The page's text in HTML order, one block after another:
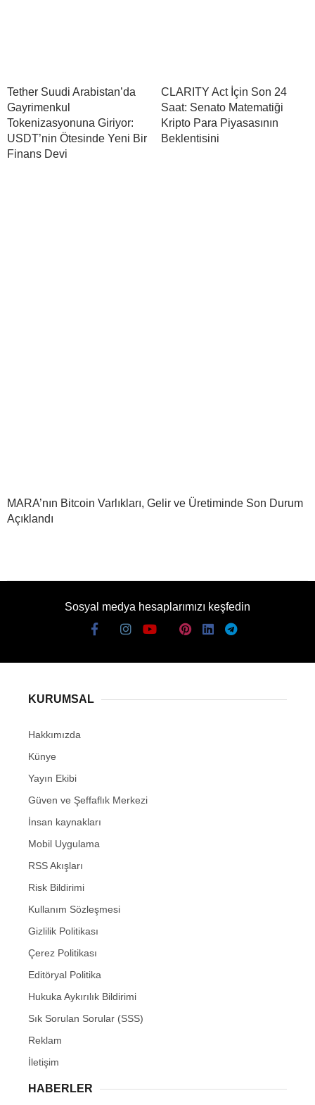
Tether Suudi Arabistan’da
Gayrimenkul
Tokenizasyonuna Giriyor:
USDT’nin Ötesinde Yeni Bir
Finans Devi
CLARITY Act İçin Son 24
Saat: Senato Matematiği
Kripto Para Piyasasının
Beklentisini
MARA’nın Bitcoin Varlıkları, Gelir ve Üretiminde Son Durum
Açıklandı
Sosyal medya hesaplarımızı keşfedin
KURUMSAL
Hakkımızda
Künye
Yayın Ekibi
Güven ve Şeffaflık Merkezi
İnsan kaynakları
Mobil Uygulama
RSS Akışları
Risk Bildirimi
Kullanım Sözleşmesi
Gizlilik Politikası
Çerez Politikası
Editöryal Politika
Hukuka Aykırılık Bildirimi
Sık Sorulan Sorular (SSS)
Reklam
İletişim
HABERLER